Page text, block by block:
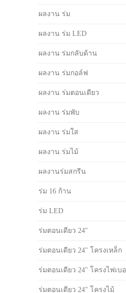
ผลงาน ร่ม
ผลงาน ร่ม LED
ผลงาน ร่มกลับด้าน
ผลงาน ร่มกอล์ฟ
ผลงาน ร่มตอนเดียว
ผลงาน ร่มพับ
ผลงาน ร่มใส
ผลงาน ร่มไม้
ผลงานร่มสกรีน
ร่ม 16 ก้าน
ร่ม LED
ร่มตอนเดียว 24"
ร่มตอนเดียว 24" โครงเหล็ก
ร่มตอนเดียว 24" โครงไฟเบ
ร่มตอนเดียว 24" โครงไม้